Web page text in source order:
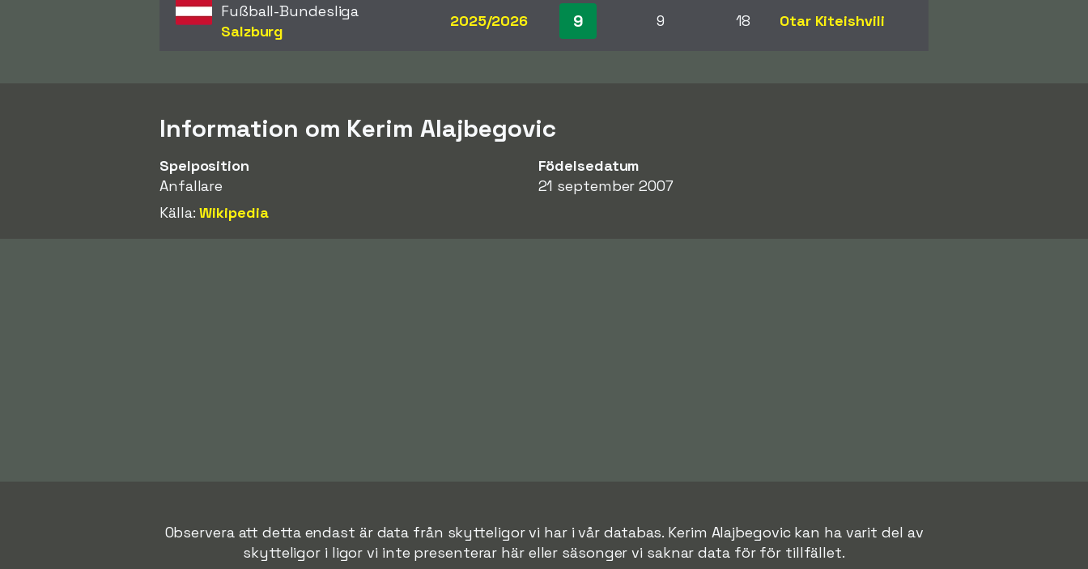
Fußball-Bundesliga
Salzburg
2025/2026 9 9 18 Otar Kiteishvili
Information om Kerim Alajbegovic
Spelposition
Anfallare
Födelsedatum
21 september 2007
Källa:Wikipedia
Observera att detta endast är data från skytteligor vi har i vår databas. Kerim Alajbegovic kan ha varit del av
skytteligor i ligor vi inte presenterar här eller säsonger vi saknar data för för tillfället.